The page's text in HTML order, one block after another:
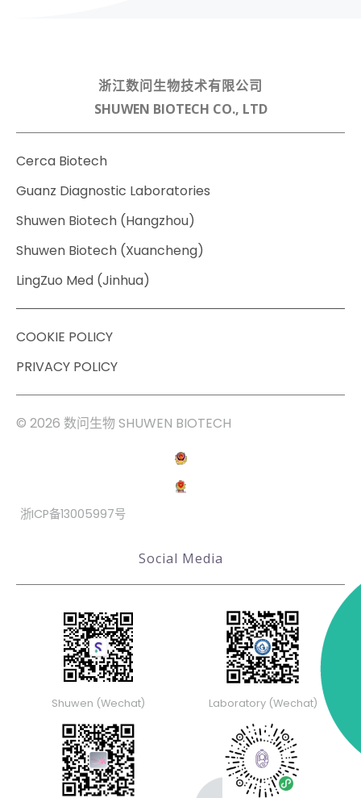
浙江数问生物技术有限公司
SHUWEN BIOTECH CO., LTD
Cerca Biotech
Guanz Diagnostic Laboratories
Shuwen Biotech (Hangzhou)
Shuwen Biotech (Xuancheng)
LingZuo Med (Jinhua)
COOKIE POLICY
PRIVACY POLICY
© 2026 数问生物 SHUWEN BIOTECH
浙ICP备13005997号
Social Media
Shuwen (Wechat) Laboratory (Wechat)